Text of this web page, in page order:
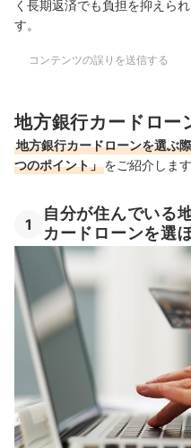
く長期返済でも負担を抑えら
す。
コンテンツの誤りを送信する
地方銀行カードロー
地方銀行カードローンを選ぶ
つのポイント」をご紹介します
1
自分が住んでいる
カードローンを選